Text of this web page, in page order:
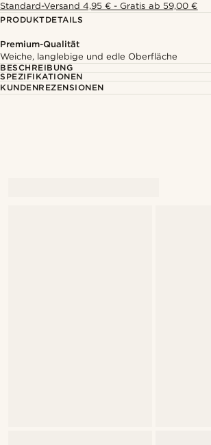
Standard-Versand 4,95 € - Gratis ab 59,00 €
PRODUKTDETAILS
Premium-Qualität
Weiche, langlebige und edle Oberfläche
BESCHREIBUNG
SPEZIFIKATIONEN
KUNDENREZENSIONEN